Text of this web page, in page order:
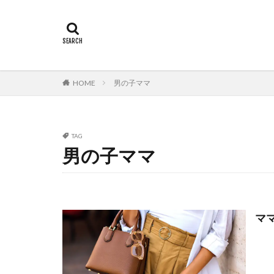
HOME 男の子ママ
TAG
男の子ママ
マ